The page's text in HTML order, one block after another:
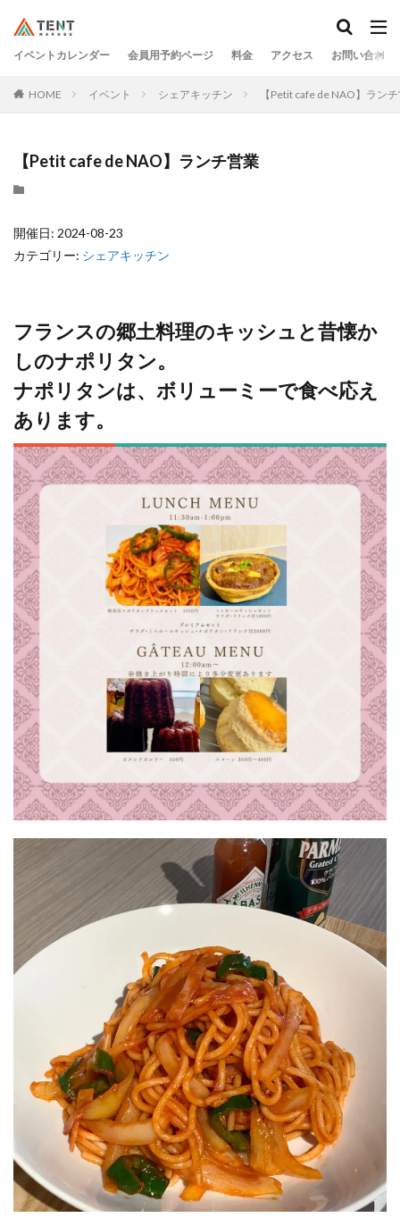
イベントカレンダー 会員用予約ページ 料金 アクセス お問い合わせ
HOME イベント シェアキッチン 【Petit cafe de NAO】ラン
【Petit cafe de NAO】ランチ営業
開催日: 2024-08-23
カテゴリー: シェアキッチン
フランスの郷土料理のキッシュと昔懐か
しのナポリタン。
ナポリタンは、ボリューミーで食べ応え
あります。